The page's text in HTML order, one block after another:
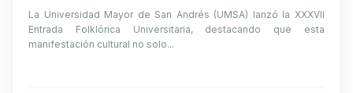
La Universidad Mayor de San Andrés (UMSA) lanzó la XXXVII
Entrada Folklórica Universitaria, destacando que esta
manifestación cultural no solo...